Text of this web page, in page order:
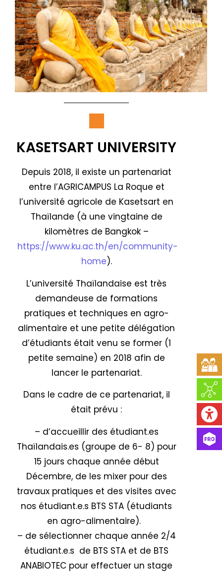
KASETSART UNIVERSITY
Depuis 2018, il existe un partenariat
entre l’AGRICAMPUS La Roque et
l’université agricole de Kasetsart en
Thaïlande (à une vingtaine de
kilomètres de Bangkok –
https://www.ku.ac.th/en/community-
home).
L’université Thaïlandaise est très
demandeuse de formations
pratiques et techniques en agro-
alimentaire et une petite délégation
d’étudiants était venu se former (1
petite semaine) en 2018 afin de
lancer le partenariat.
Dans le cadre de ce partenariat, il
était prévu :
– d’accueillir des étudiant.es
Thaïlandais.es (groupe de 6- 8) pour
15 jours chaque année début
Décembre, de les mixer pour des
travaux pratiques et des visites avec
nos étudiant.e.s BTS STA (étudiants
en agro-alimentaire).
– de sélectionner chaque année 2/4
étudiant.e.s de BTS STA et de BTS
ANABIOTEC pour effectuer un stage